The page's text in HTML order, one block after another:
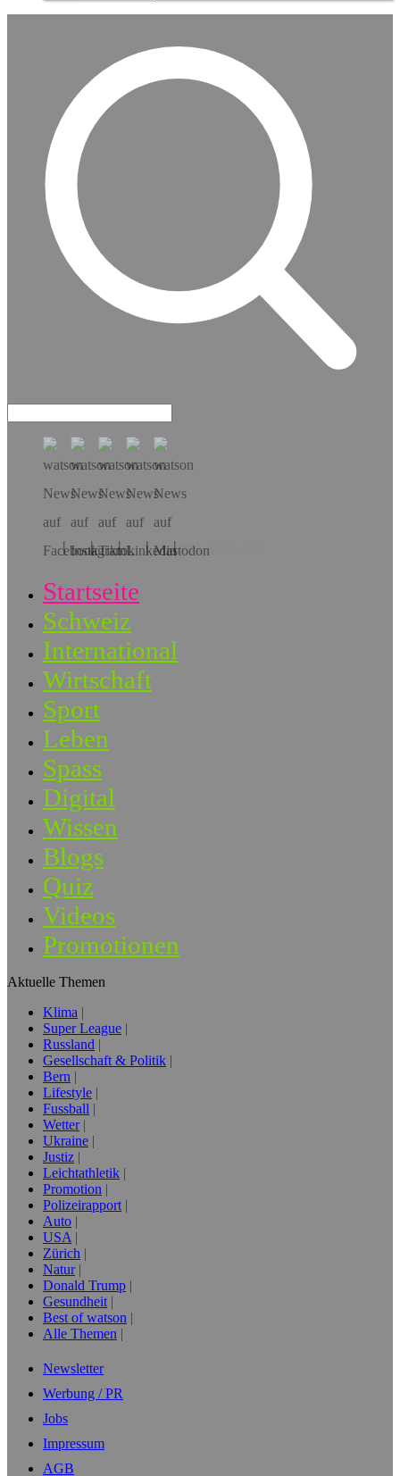
Hol dir die App!
Startseite
Schweiz
International
Wirtschaft
Sport
Leben
Spass
Digital
Wissen
Blogs
Quiz
Videos
Promotionen
Aktuelle Themen
Klima
Super League
Russland
Gesellschaft & Politik
Bern
Lifestyle
Fussball
Wetter
Ukraine
Justiz
Leichtathletik
Promotion
Polizeirapport
Auto
USA
Zürich
Natur
Donald Trump
Gesundheit
Best of watson
Alle Themen
Newsletter
Werbung / PR
Jobs
Impressum
AGB